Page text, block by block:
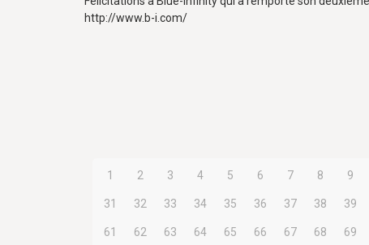
http://www.b-i.com/
1 2 3 4 5 6 7 8 9
31 32 33 34 35 36 37 38 39
61 62 63 64 65 66 67 68 69